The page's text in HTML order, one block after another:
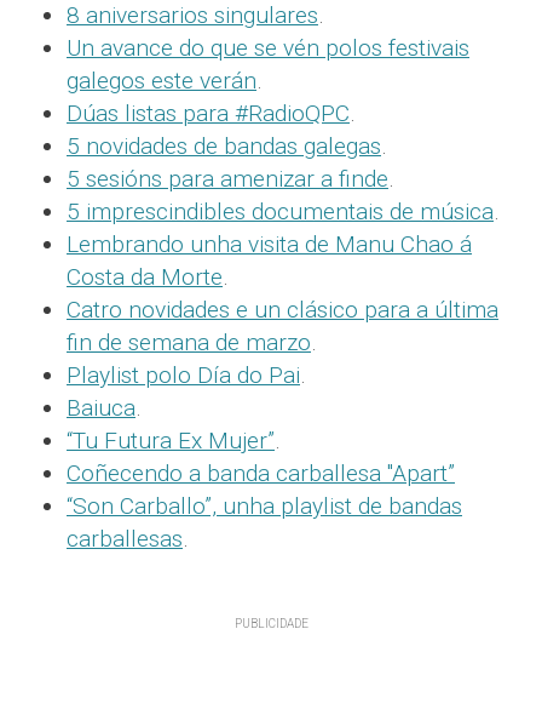
8 aniversarios singulares.
Un avance do que se vén polos festivais
galegos este verán.
Dúas listas para #RadioQPC.
5 novidades de bandas galegas.
5 sesións para amenizar a finde.
5 imprescindibles documentais de música.
Lembrando unha visita de Manu Chao á
Costa da Morte.
Catro novidades e un clásico para a última
fin de semana de marzo.
Playlist polo Día do Pai.
Baiuca.
“Tu Futura Ex Mujer”.
Coñecendo a banda carballesa "Apart”
“Son Carballo”, unha playlist de bandas
carballesas.